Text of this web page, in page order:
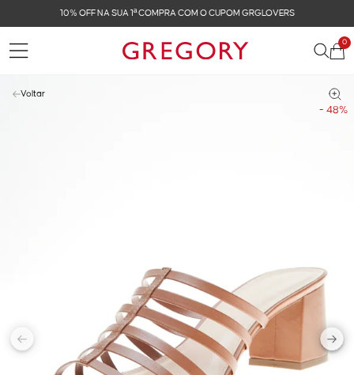
10% OFF NA SUA 1ª COMPRA COM O CUPOM GRGLOVERS
0
- 48%
Voltar